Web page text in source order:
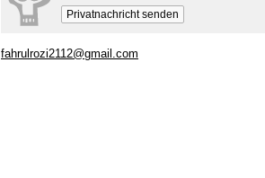
Privatnachricht senden
fahrulrozi2112@gmail.com